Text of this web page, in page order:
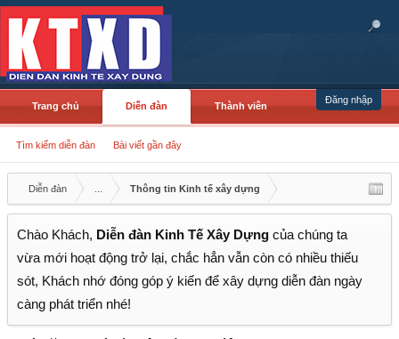
Đăng nhập
Trang chủ Diễn đàn
Tìm kiếm diễn đàn Bài viết gần đây
Thành viên
Diễn đàn Thông tin Kinh tế xây dựng
Chào Khách, Diễn đàn Kinh Tế Xây Dựng của chúng ta
vừa mới hoạt động trở lại, chắc hẳn vẫn còn có nhiều thiếu
sót, Khách nhớ đóng góp ý kiến để xây dựng diễn đàn ngày
càng phát triển nhé!